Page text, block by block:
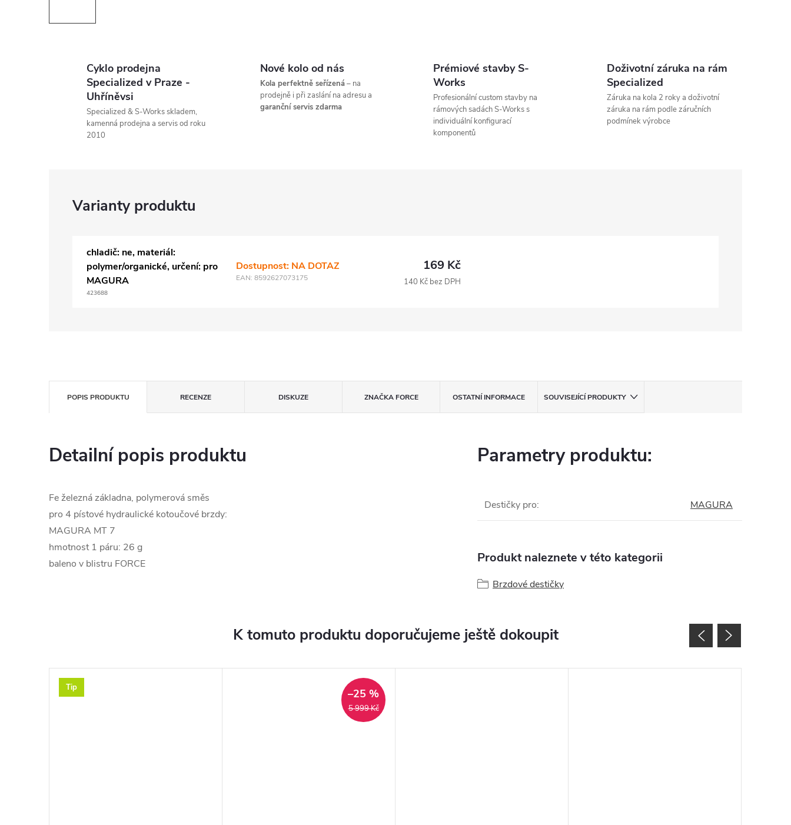
Cyklo prodejna
Specialized v Praze -
Uhříněvsi
Specialized & S-Works skladem,
kamenná prodejna a servis od roku
2010
Nové kolo od nás
Kola perfektně seřízená– na
prodejně i při zaslání na adresu a
garanční servis zdarma
Prémiové stavby S-
Works
Profesionální custom stavby na
rámových sadách S-Works s
individuální konfigurací
komponentů
Doživotní záruka na rám
Specialized
Záruka na kola 2 roky a doživotní
záruka na rám podle záručních
podmínek výrobce
chladič: ne, materiál:
polymer/organické, určení: pro
MAGURA
423688
Dostupnost: NA DOTAZ
EAN: 8592627073175
169 Kč
140 Kč bez DPH
POPIS PRODUKTU RECENZE DISKUZE ZNAČKAFORCE OSTATNÍ INFORMACE SOUVISEJÍCÍ PRODUKTY
Detailní popis produktu
Fe železná základna, polymerová směs
pro 4 pístové hydraulické kotoučové brzdy:
MAGURA MT 7
hmotnost 1 páru: 26 g
baleno v blistru FORCE
Parametry produktu:
Destičky pro: MAGURA
Produkt naleznete v této kategorii
Brzdové destičky
K tomuto produktu doporučujeme ještě dokoupit
Tip
5 999 Kč
–25 %